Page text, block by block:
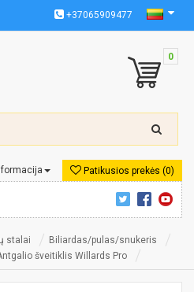
+37065909477
0
Patikusios prekės (0)
stalai
Biliardas/pulas/snukeris
šveitiklis Willards Pro